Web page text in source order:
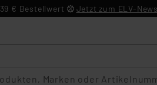
€ Bestellwert Jetzt zum ELV-